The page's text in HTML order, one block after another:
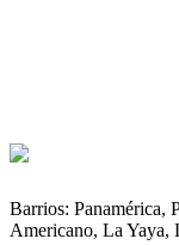
Barrios: Panamérica,
Americano, La Yaya,